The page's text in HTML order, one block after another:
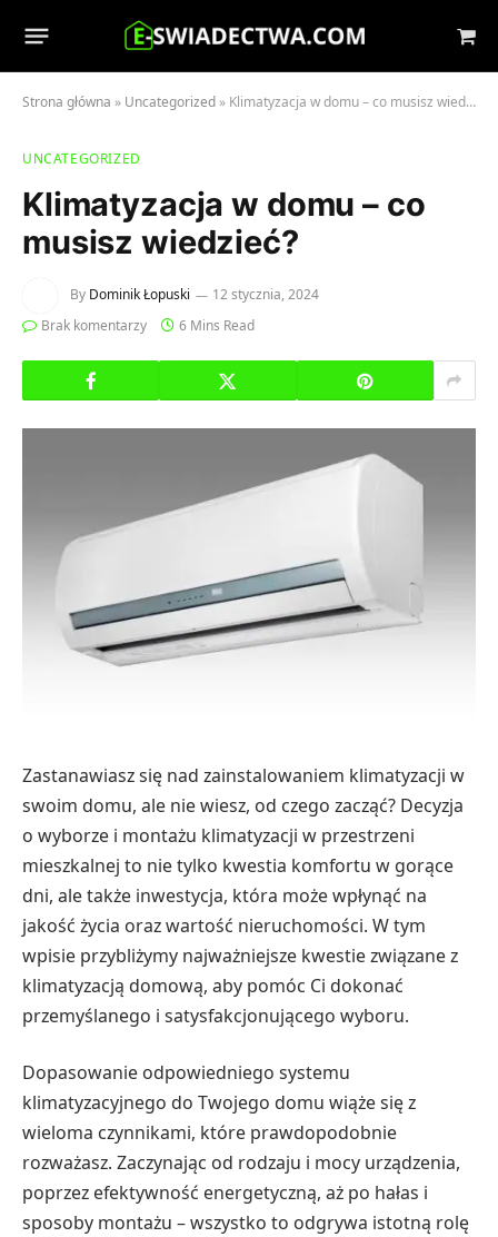
Cart
Strona główna » Uncategorized » Klimatyzacja w domu – co musisz wiedzieć?
UNCATEGORIZED
Klimatyzacja w domu – co
musisz wiedzieć?
By Dominik Łopuski
12 stycznia, 2024
Brak komentarzy
6 Mins Read
Zastanawiasz się nad zainstalowaniem klimatyzacji w
swoim domu, ale nie wiesz, od czego zacząć? Decyzja
o wyborze i montażu klimatyzacji w przestrzeni
mieszkalnej to nie tylko kwestia komfortu w gorące
dni, ale także inwestycja, która może wpłynąć na
jakość życia oraz wartość nieruchomości. W tym
wpisie przybliżymy najważniejsze kwestie związane z
klimatyzacją domową, aby pomóc Ci dokonać
przemyślanego i satysfakcjonującego wyboru.
Dopasowanie odpowiedniego systemu
klimatyzacyjnego do Twojego domu wiąże się z
wieloma czynnikami, które prawdopodobnie
rozważasz. Zaczynając od rodzaju i mocy urządzenia,
poprzez efektywność energetyczną, aż po hałas i
sposoby montażu – wszystko to odgrywa istotną rolę